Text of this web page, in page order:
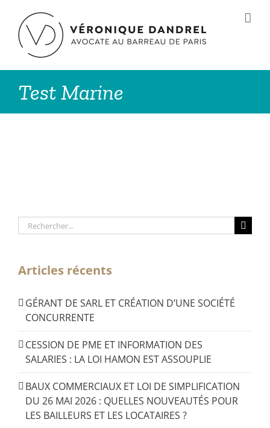
contenu
Test Marine
Rechercher:
Articles récents
GÉRANT DE SARL ET CRÉATION D’UNE SOCIÉTÉ
CONCURRENTE
CESSION DE PME ET INFORMATION DES
SALARIES : LA LOI HAMON EST ASSOUPLIE
BAUX COMMERCIAUX ET LOI DE SIMPLIFICATION
DU 26 MAI 2026 : QUELLES NOUVEAUTÉS POUR
LES BAILLEURS ET LES LOCATAIRES ?